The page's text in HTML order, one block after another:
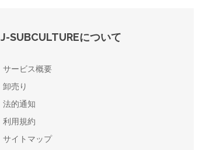
J-SUBCULTUREについて
サービス概要
卸売り
法的通知
利用規約
サイトマップ